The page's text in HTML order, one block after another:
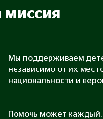
миссия
Мы поддерживаем
независимо от их
национальности и
Помочь может